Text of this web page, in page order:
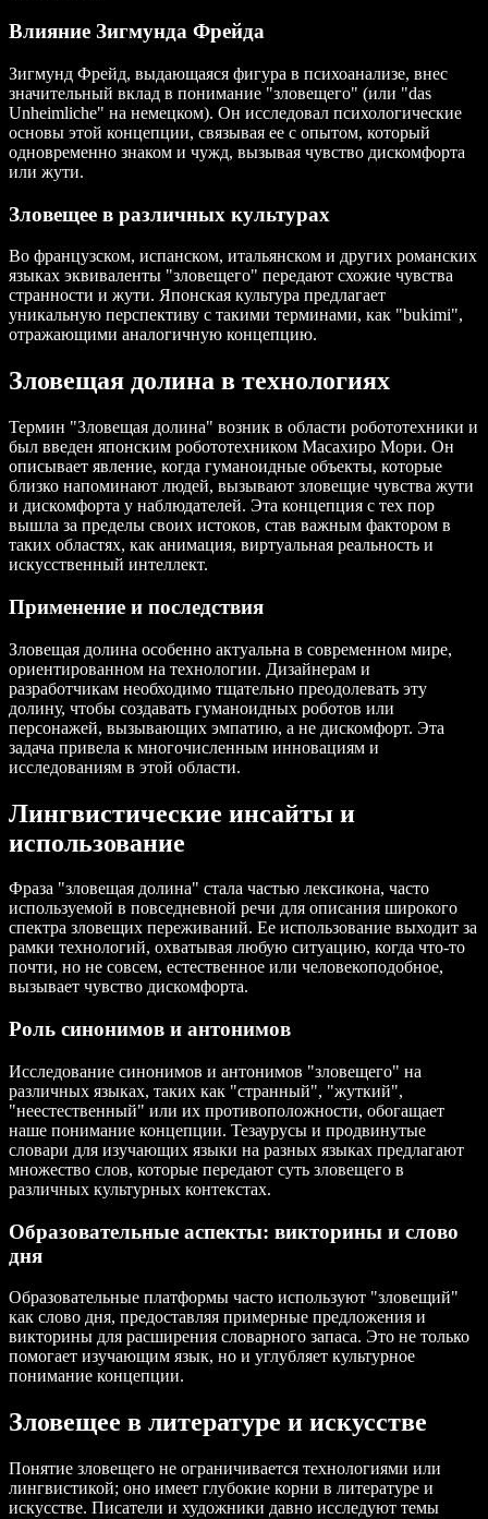
Влияние Зигмунда Фрейда
Зигмунд Фрейд, выдающаяся фигура в психоанализе, внес
значительный вклад в понимание "зловещего" (или "das
Unheimliche" на немецком). Он исследовал психологические
основы этой концепции, связывая ее с опытом, который
одновременно знаком и чужд, вызывая чувство дискомфорта
или жути.
Зловещее в различных культурах
Во французском, испанском, итальянском и других романских
языках эквиваленты "зловещего" передают схожие чувства
странности и жути. Японская культура предлагает
уникальную перспективу с такими терминами, как "bukimi",
отражающими аналогичную концепцию.
Зловещая долина в технологиях
Термин "Зловещая долина" возник в области робототехники и
был введен японским робототехником Масахиро Мори. Он
описывает явление, когда гуманоидные объекты, которые
близко напоминают людей, вызывают зловещие чувства жути
и дискомфорта у наблюдателей. Эта концепция с тех пор
вышла за пределы своих истоков, став важным фактором в
таких областях, как анимация, виртуальная реальность и
искусственный интеллект.
Применение и последствия
Зловещая долина особенно актуальна в современном мире,
ориентированном на технологии. Дизайнерам и
разработчикам необходимо тщательно преодолевать эту
долину, чтобы создавать гуманоидных роботов или
персонажей, вызывающих эмпатию, а не дискомфорт. Эта
задача привела к многочисленным инновациям и
исследованиям в этой области.
Лингвистические инсайты и
использование
Фраза "зловещая долина" стала частью лексикона, часто
используемой в повседневной речи для описания широкого
спектра зловещих переживаний. Ее использование выходит за
рамки технологий, охватывая любую ситуацию, когда что-то
почти, но не совсем, естественное или человекоподобное,
вызывает чувство дискомфорта.
Роль синонимов и антонимов
Исследование синонимов и антонимов "зловещего" на
различных языках, таких как "странный", "жуткий",
"неестественный" или их противоположности, обогащает
наше понимание концепции. Тезаурусы и продвинутые
словари для изучающих языки на разных языках предлагают
множество слов, которые передают суть зловещего в
различных культурных контекстах.
Образовательные аспекты: викторины и слово
дня
Образовательные платформы часто используют "зловещий"
как слово дня, предоставляя примерные предложения и
викторины для расширения словарного запаса. Это не только
помогает изучающим язык, но и углубляет культурное
понимание концепции.
Зловещее в литературе и искусстве
Понятие зловещего не ограничивается технологиями или
лингвистикой; оно имеет глубокие корни в литературе и
искусстве. Писатели и художники давно исследуют темы